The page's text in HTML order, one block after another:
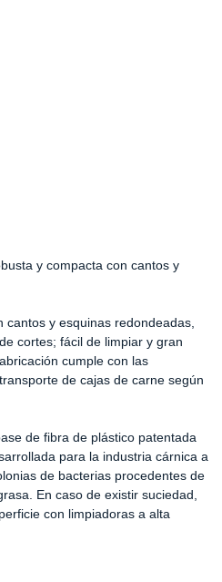
y compacta con cantos y
y esquinas redondeadas,
cortes; fácil de limpiar y gran
cumple con las
de cajas de carne según
de fibra de plástico patentada
para la industria cárnica a
de bacterias procedentes de
En caso de existir suciedad,
con limpiadoras a alta